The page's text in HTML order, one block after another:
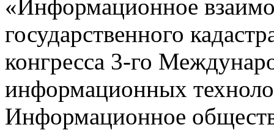
«Информационное
государственного
конгресса 3-го
информационных
Информационное